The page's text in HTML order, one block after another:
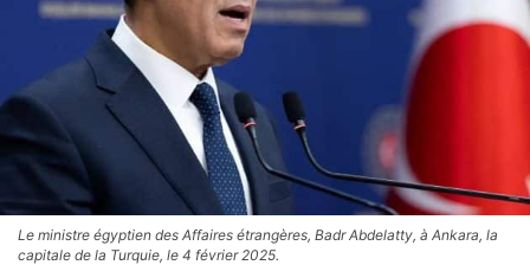
Le ministre égyptien des Affaires étrangères, Badr Abdelatty, à Ankara, la
capitale de la Turquie, le 4 février 2025.